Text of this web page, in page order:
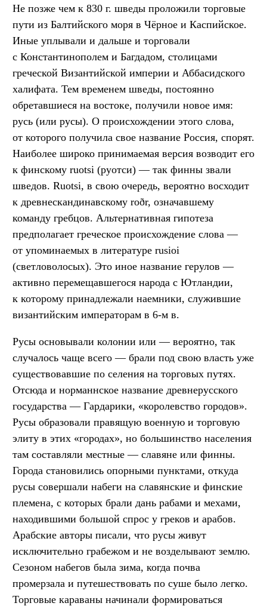
Не позже чем к 830 г. шведы проложили торговые
пути из Балтийского моря в Чёрное и Каспийское.
Иные уплывали и дальше и торговали
с Константинополем и Багдадом, столицами
греческой Византийской империи и Аббасидского
халифата. Тем временем шведы, постоянно
обретавшиеся на востоке, получили новое имя:
русь (или русы). О происхождении этого слова,
от которого получила свое название Россия, спорят.
Наиболее широко принимаемая версия возводит его
к финскому ruotsi (руотси) — так финны звали
шведов. Ruotsi, в свою очередь, вероятно восходит
к древнескандинавскому roðr, означавшему
команду гребцов. Альтернативная гипотеза
предполагает греческое происхождение слова —
от упоминаемых в литературе rusioi
(светловолосых). Это иное название герулов —
активно перемещавшегося народа с Ютландии,
к которому принадлежали наемники, служившие
византийским императорам в 6-м в.
Русы основывали колонии или — вероятно, так
случалось чаще всего — брали под свою власть уже
существовавшие по селения на торговых путях.
Отсюда и норманнское название древнерусского
государства — Гардарики, «королевство городов».
Русы образовали правящую военную и торговую
элиту в этих «городах», но большинство населения
там составляли местные — славяне или финны.
Города становились опорными пунктами, откуда
русы совершали набеги на славянские и финские
племена, с которых брали дань рабами и мехами,
находившими большой спрос у греков и арабов.
Арабские авторы писали, что русы живут
исключительно грабежом и не возделывают землю.
Сезоном набегов была зима, когда почва
промерзала и путешествовать по суше было легко.
Торговые караваны начинали формироваться